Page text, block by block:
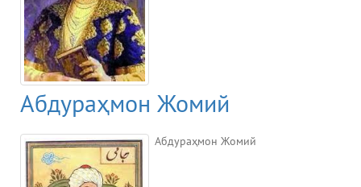
Абдураҳмон Жомий
Абдураҳмон Жомий